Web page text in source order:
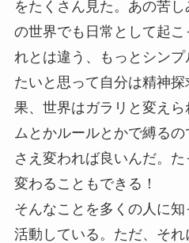
をたくさん見た。あの苦
の世界でも日常として起
れとは違う、もっとシン
たいと思って自分は精神
果、世界はガラリと変え
ムとかルールとかで縛る
さえ変われば良いんだ。
変わることもできる！
そんなことを多くの人に
活動している。ただ、そ